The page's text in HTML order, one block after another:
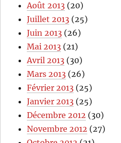
Août 2013 (20)
Juillet 2013 (25)
Juin 2013 (26)
Mai 2013 (21)
Avril 2013 (30)
Mars 2013 (26)
Février 2013 (25)
Janvier 2013 (25)
Décembre 2012 (30)
Novembre 2012 (27)